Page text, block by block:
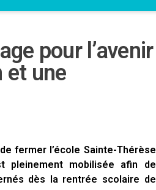
pour l’avenir
et une
fermer l’école Sainte-Thérèse
pleinement mobilisée afin de
dès la rentrée scolaire de